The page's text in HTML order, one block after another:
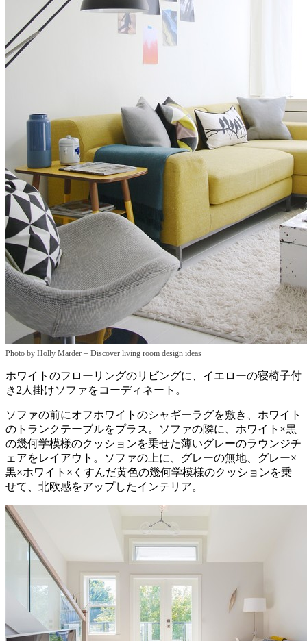
Photo by Holly Marder – Discover living room design ideas
ホワイトのフローリングのリビングに、イエローの寝椅子付
き2人掛けソファをコーディネート。
ソファの前にオフホワイトのシャギーラグを敷き、ホワイト
のトランクテーブルをプラス。ソファの隣に、ホワイト×黒
の幾何学模様のクッションを乗せた薄いグレーのラウンジチ
ェアをレイアウト。ソファの上に、グレーの無地、グレー×
黒×ホワイト×くすんだ黄色の幾何学模様のクッションを乗
せて、北欧感をアップしたインテリア。